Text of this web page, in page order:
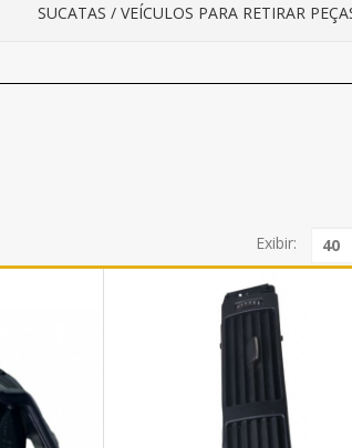
SUCATAS / VEÍCULOS PARA RETIRAR
Exibir: